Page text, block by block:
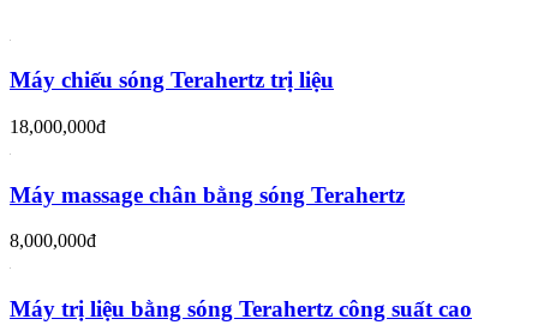
Máy chiếu sóng Terahertz trị liệu
18,000,000đ
Máy massage chân bằng sóng Terahertz
8,000,000đ
Máy trị liệu bằng sóng Terahertz công suất cao